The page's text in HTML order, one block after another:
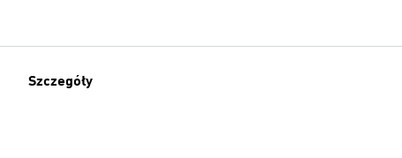
Szczegóły